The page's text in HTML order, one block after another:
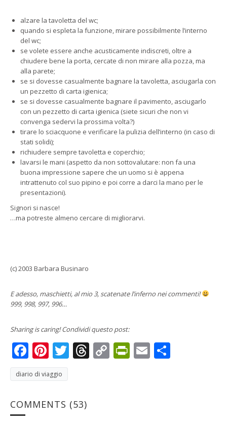
alzare la tavoletta del wc;
quando si espleta la funzione, mirare possibilmente l’interno
del wc;
se volete essere anche acusticamente indiscreti, oltre a
chiudere bene la porta, cercate di non mirare alla pozza, ma
alla parete;
se si dovesse casualmente bagnare la tavoletta, asciugarla con
un pezzetto di carta igienica;
se si dovesse casualmente bagnare il pavimento, asciugarlo
con un pezzetto di carta igienica (siete sicuri che non vi
convenga sedervi la prossima volta?)
tirare lo sciacquone e verificare la pulizia dell’interno (in caso di
stati solidi);
richiudere sempre tavoletta e coperchio;
lavarsi le mani (aspetto da non sottovalutare: non fa una
buona impressione sapere che un uomo si è appena
intrattenuto col suo pipino e poi corre a darci la mano per le
presentazioni).
Signori si nasce!
…ma potreste almeno cercare di migliorarvi.
(c) 2003 Barbara Businaro
E adesso, maschietti, al mio 3, scatenate l’inferno nei commenti!
999, 998, 997, 996…
Sharing is caring! Condividi questo post:
Facebook
Pinterest
Twitter
Threads
CopyPrintFriendly
Email
diario di viaggio
COMMENTS (53)